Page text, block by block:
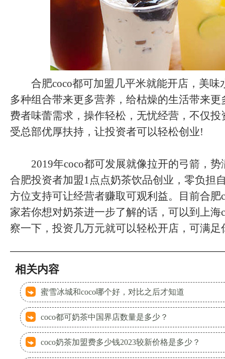
合肥coco都可加盟几平米就能开店，美味
多种组合带来更多营养，给枯燥的生活带来
费者味蕾需求，操作轻松，无忧经营，不仅
受总部优厚扶持，让投资者可以轻松创业!
2019年coco都可发展就像拉开的弓箭，势
合肥投资者加盟1点点奶茶饮品创业，零负担
方位支持可让经营者赚取可观利益。目前合肥
家若你想对奶茶进一步了解的话，可以到上海
察一下，投资几万元就可以轻松开店，可满足
相关内容
蜜雪冰城和coco哪个好，对比之后才知道
coco都可奶茶中国界店数量是多少？
coco奶茶加盟费多少钱2023较新价格是多少？